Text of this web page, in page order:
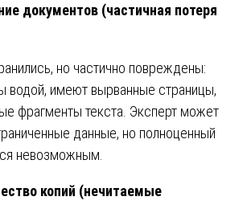
документов (частичная потеря
но частично повреждены:
водой, имеют вырванные страницы,
фрагменты текста. Эксперт может
данные, но полноценный
невозможным.
копий (нечитаемые